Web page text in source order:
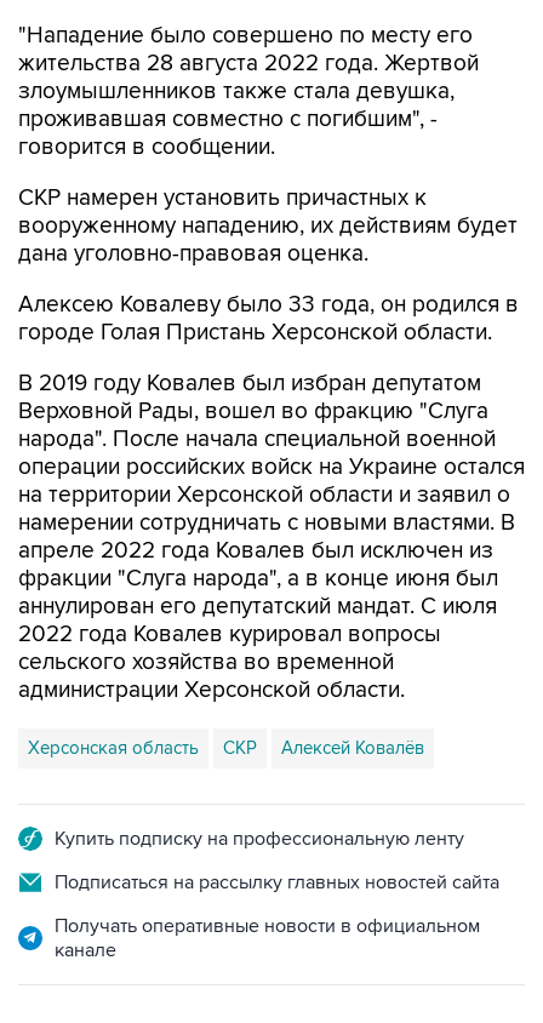
"Нападение было совершено по месту его
жительства 28 августа 2022 года. Жертвой
злоумышленников также стала девушка,
проживавшая совместно с погибшим", -
говорится в сообщении.
СКР намерен установить причастных к
вооруженному нападению, их действиям будет
дана уголовно-правовая оценка.
Алексею Ковалеву было 33 года, он родился в
городе Голая Пристань Херсонской области.
В 2019 году Ковалев был избран депутатом
Верховной Рады, вошел во фракцию "Слуга
народа". После начала специальной военной
операции российских войск на Украине остался
на территории Херсонской области и заявил о
намерении сотрудничать с новыми властями. В
апреле 2022 года Ковалев был исключен из
фракции "Слуга народа", а в конце июня был
аннулирован его депутатский мандат. С июля
2022 года Ковалев курировал вопросы
сельского хозяйства во временной
администрации Херсонской области.
Херсонская область СКР Алексей Ковалёв
Купить подписку на профессиональную ленту
Подписаться на рассылку главных новостей сайта
Получать оперативные новости в официальном
канале